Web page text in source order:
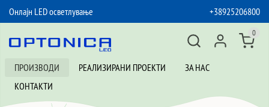
Онлајн LED осветлување
+38925206800
ПРОИЗВОДИ РЕАЛИЗИРАНИ ПРОЕКТИ
ЗА НАС
КОНТАКТИ
0